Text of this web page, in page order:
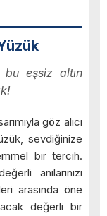
bu eşsiz altın
göz alıcı
sevdiğinize
bir tercih.
anılarınızı
arasında öne
değerli bir